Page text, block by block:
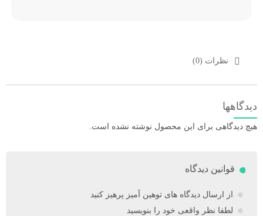
نظرات (0)
دیدگاهها
هیچ دیدگاهی برای این محصول نوشته نشده است.
قوانین دیدگاه
از ارسال دیدگاه های توهین آمیز پرهیز کنید
لطفا نظر واقعی خود را بنویسید